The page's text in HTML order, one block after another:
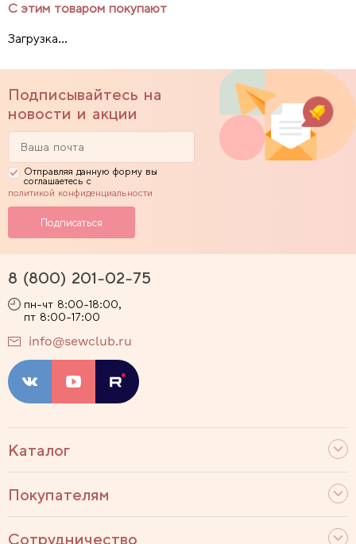
С этим товаром покупают
Загрузка...
Подписывайтесь на
новости и акции
Отправляя данную форму вы
соглашаетесь с
политикой конфиденциальности
Каталог
Покупателям
Сотрудничество
8 (800) 201-02-75
пн-чт 8:00-18:00,
пт 8:00-17:00
info@sewclub.ru